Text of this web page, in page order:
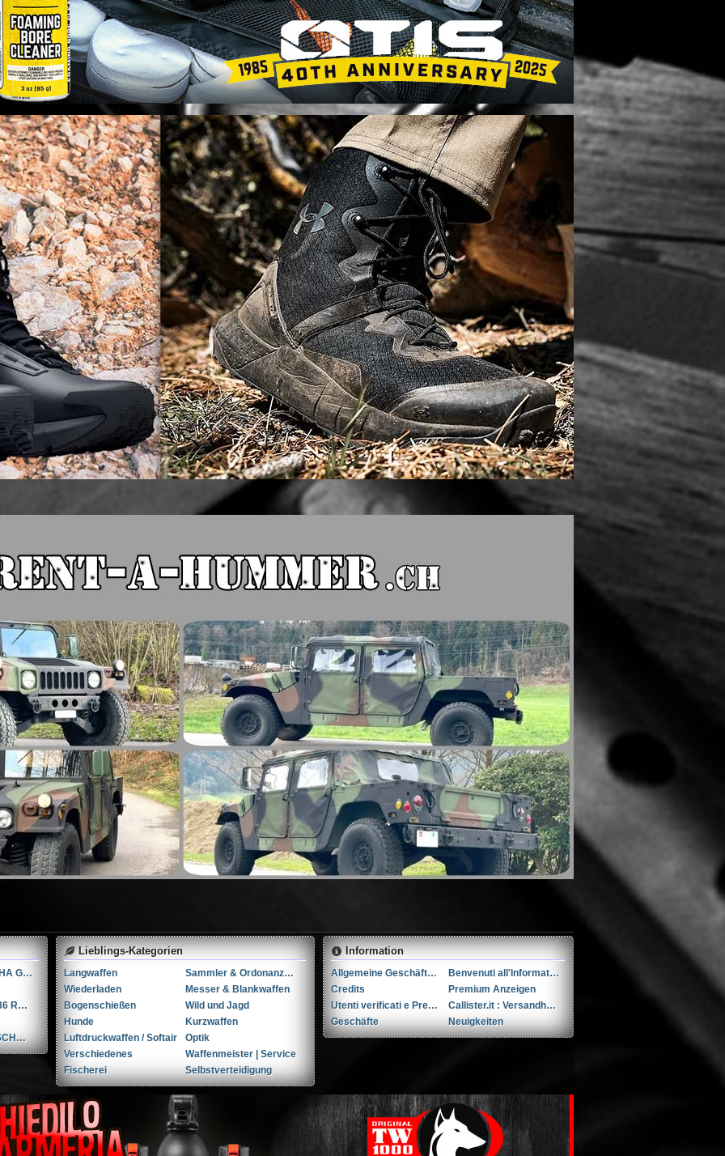
SIG 553 R VA mit HA Griffstück
Smith & Wesson 36 RB .38 Spl.
BERETTA BM59 SCHNELLFEUER GEWEHR
Lieblings-Kategorien
Langwaffen
Sammler & Ordonanzwaffen
Wiederladen
Messer & Blankwaffen
Bogenschießen
Wild und Jagd
Hunde
Kurzwaffen
Luftdruckwaffen / Softair
Optik
Verschiedenes
Waffenmeister | Service
Fischerei
Selbstverteidigung
Information
Allgemeine Geschäftsbedingungen (AGB)s
Benvenuti all'Informativa sulla Privacy
Credits
Premium Anzeigen
Utenti verificati e Premium
Callister.it : Versandhandel seit 2002
Geschäfte
Neuigkeiten